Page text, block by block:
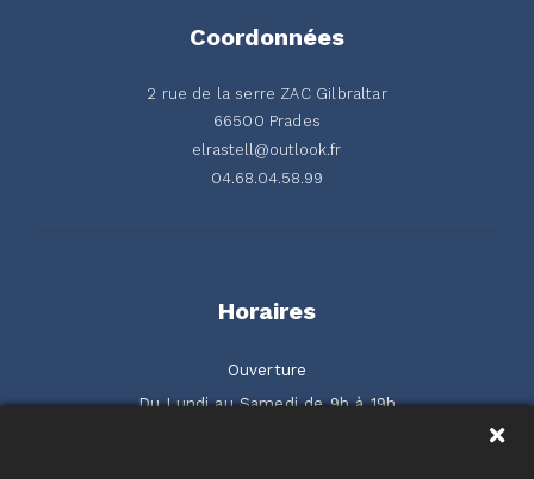
Coordonnées
2 rue de la serre ZAC Gilbraltar
66500 Prades
elrastell@outlook.fr
04.68.04.58.99
Horaires
Ouverture
Du Lundi au Samedi de 9h à 19h